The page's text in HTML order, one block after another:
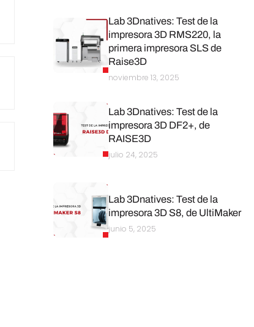
Lab 3Dnatives: Test de la
impresora 3D RMS220, la
primera impresora SLS de
Raise3D
noviembre 13, 2025
Lab 3Dnatives: Test de la
impresora 3D DF2+, de
RAISE3D
julio 24, 2025
Lab 3Dnatives: Test de la
impresora 3D S8, de UltiMaker
junio 5, 2025